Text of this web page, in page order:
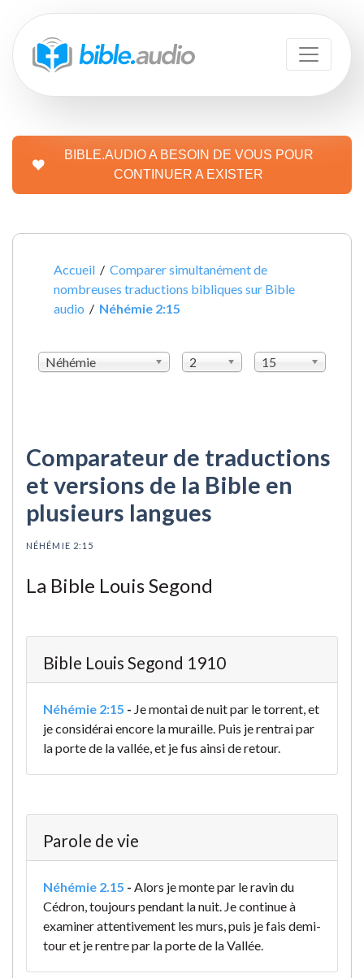
BIBLE.AUDIO A BESOIN DE VOUS POUR
CONTINUER A EXISTER
Accueil /Comparer simultanément de
nombreuses traductions bibliques sur Bible
audio / Néhémie 2:15
Néhémie 2 15
Comparateur de traductions
et versions de la Bible en
plusieurs langues
NÉHÉMIE 2:15
La Bible Louis Segond
Bible Louis Segond 1910
Néhémie 2:15 - Je montai de nuit par le torrent, et
je considérai encore la muraille. Puis je rentrai par
la porte de la vallée, et je fus ainsi de retour.
Parole de vie
Néhémie 2.15 - Alors je monte par le ravin du
Cédron, toujours pendant la nuit. Je continue à
examiner attentivement les murs, puis je fais demi-
tour et je rentre par la porte de la Vallée.